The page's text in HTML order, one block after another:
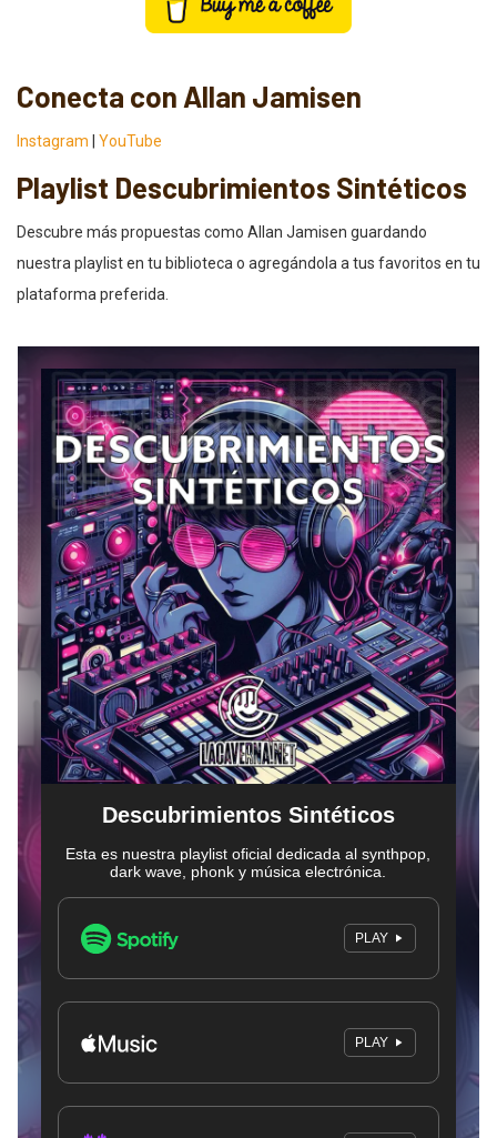
Conecta con Allan Jamisen
Instagram YouTube
Playlist Descubrimientos Sintéticos
Descubre más propuestas como Allan Jamisen guardando
nuestra playlist en tu biblioteca o agregándola a tus favoritos en tu
plataforma preferida.